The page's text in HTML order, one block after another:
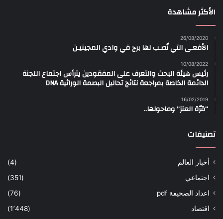
الأكثر مشاهدة
26/08/2020
الأفعـى التي نُصـب لها برج في وادي المجينيـن
10/08/2022
رئيس هيئة البحث والتعرف على المفقودين يترأس اجتماع اللجنة
الدائمة الخاصة بمراجعة نتائج تحاليل البصمة الوراثية DNA
16/02/2019
“قرّة العنز” وماحولها..
تصنيفات
أخبار العالم
(4)
اجتماعي
(351)
اعداد الصحيفة pdf
(76)
اقتصاد
(1٬448)